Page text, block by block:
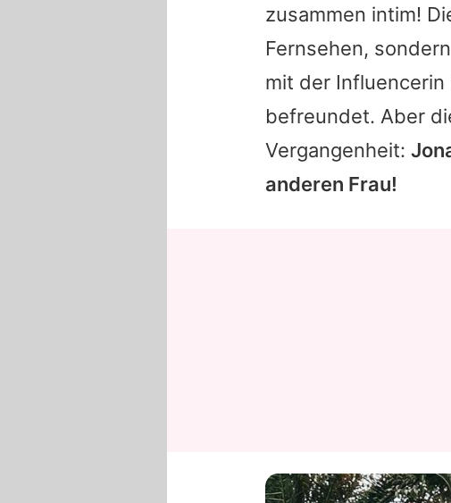
zusammen intim!
Fernsehen,
mit der Influencerin
befreundet. Aber
Vergangenheit:
anderen Frau!